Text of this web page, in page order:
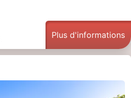
Plus d'informations